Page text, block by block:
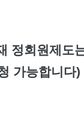
정회원제도
가능합니다)